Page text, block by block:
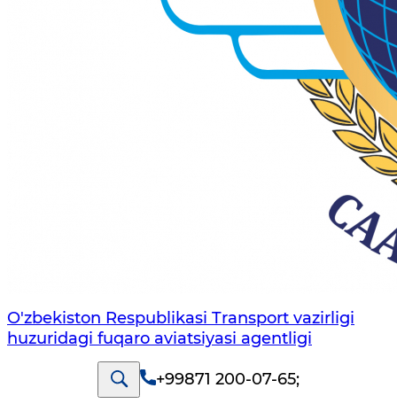
O'zbekiston Respublikasi Transport vazirligi
huzuridagi fuqaro aviatsiyasi agentligi
+99871 200-07-65;